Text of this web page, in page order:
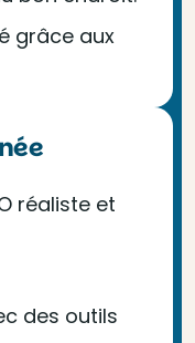
grâce aux
réaliste et
des outils